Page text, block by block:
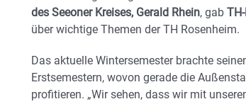
des Seeoner Kreises, Gerald Rhein, gab
über wichtige Themen der TH Rosenheim.
Das aktuelle Wintersemester brachte
Erstsemestern, wovon gerade die
profitieren. „Wir sehen, dass wir mit